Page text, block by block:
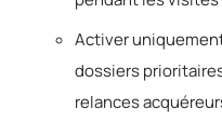
Activer
dossiers
relances